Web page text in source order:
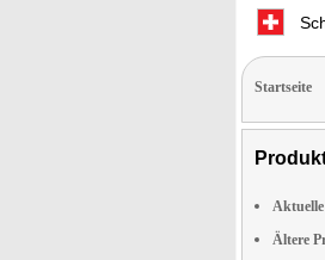
Startseite
Ältere